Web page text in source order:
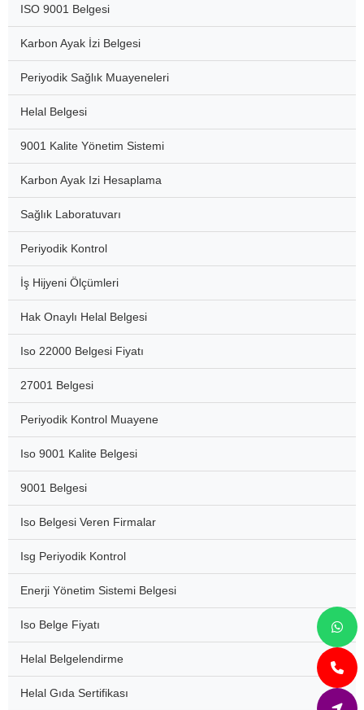
ISO 9001 Belgesi
Karbon Ayak İzi Belgesi
Periyodik Sağlık Muayeneleri
Helal Belgesi
9001 Kalite Yönetim Sistemi
Karbon Ayak Izi Hesaplama
Sağlık Laboratuvarı
Periyodik Kontrol
İş Hijyeni Ölçümleri
Hak Onaylı Helal Belgesi
Iso 22000 Belgesi Fiyatı
27001 Belgesi
Periyodik Kontrol Muayene
Iso 9001 Kalite Belgesi
9001 Belgesi
Iso Belgesi Veren Firmalar
Isg Periyodik Kontrol
Enerji Yönetim Sistemi Belgesi
Iso Belge Fiyatı
Helal Belgelendirme
Helal Gıda Sertifikası